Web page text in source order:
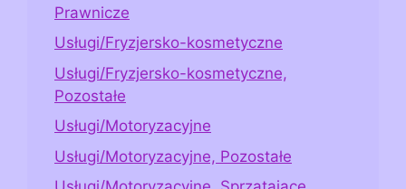
Prawnicze
Usługi/Fryzjersko-kosmetyczne
Usługi/Fryzjersko-kosmetyczne,
Pozostałe
Usługi/Motoryzacyjne
Usługi/Motoryzacyjne, Pozostałe